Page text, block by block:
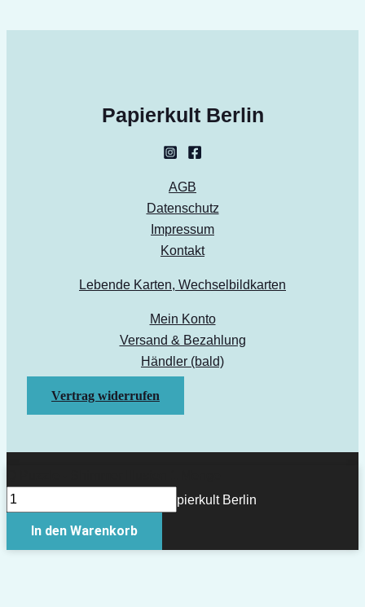
Papierkult Berlin
AGB
Datenschutz
Impressum
Kontakt
Lebende Karten, Wechselbildkarten
Mein Konto
Versand & Bezahlung
Händler (bald)
Vertrag widerrufen
Copyright © 2026 Papierkult Berlin
In den Warenkorb